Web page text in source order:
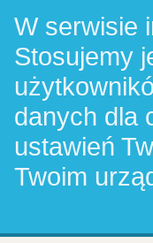
W serwisie
Stosujemy
danych dla
ustawień
Twoim